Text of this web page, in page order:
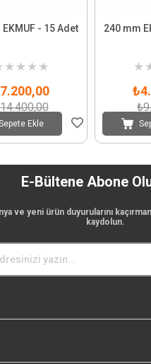
- 15 Adet
★ ★ ★ ★
Ekle
240 mm
★
E-Bültene Abone
ve yeni ürün duyurularını
kaydolun.